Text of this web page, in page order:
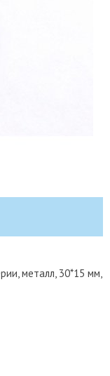
металл, 30*15 мм,